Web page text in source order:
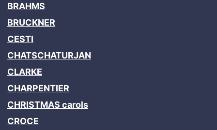
BRAHMS
BRUCKNER
CESTI
CHATSCHATURJAN
CLARKE
CHARPENTIER
CHRISTMAS carols
CROCE